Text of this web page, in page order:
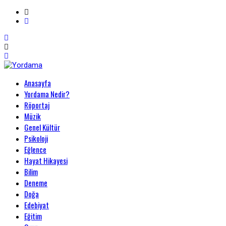
Yordama
PrimaryAnasayfa
Yordama Nedir?
Röportaj
Müzik
Genel Kültür
Psikoloji
Eğlence
Hayat Hikayesi
Bilim
Deneme
Doğa
Edebiyat
Eğitim